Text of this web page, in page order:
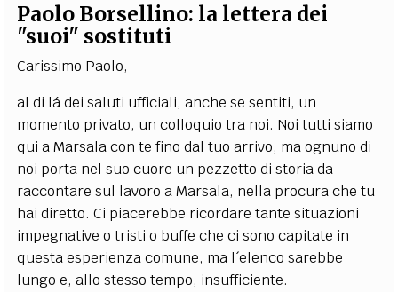
Paolo Borsellino: la lettera dei
"suoi" sostituti
Carissimo Paolo,
al di lá dei saluti ufficiali, anche se sentiti, un
momento privato, un colloquio tra noi. Noi tutti siamo
qui a Marsala con te fino dal tuo arrivo, ma ognuno di
noi porta nel suo cuore un pezzetto di storia da
raccontare sul lavoro a Marsala, nella procura che tu
hai diretto. Ci piacerebbe ricordare tante situazioni
impegnative o tristi o buffe che ci sono capitate in
questa esperienza comune, ma l´elenco sarebbe
lungo e, allo stesso tempo, insufficiente.